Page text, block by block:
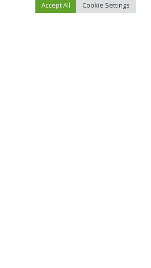
تخُصيِّص أربعة مقاعد له بالإضافة إلى بطاقة
Cookie Settings
Accept All